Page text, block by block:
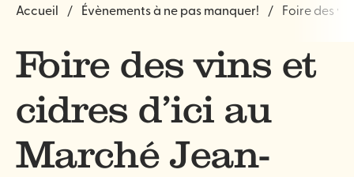
Accueil Évènements à ne pas manquer! Foire des
Foire des vins et
cidres d’ici au
Marché Jean-